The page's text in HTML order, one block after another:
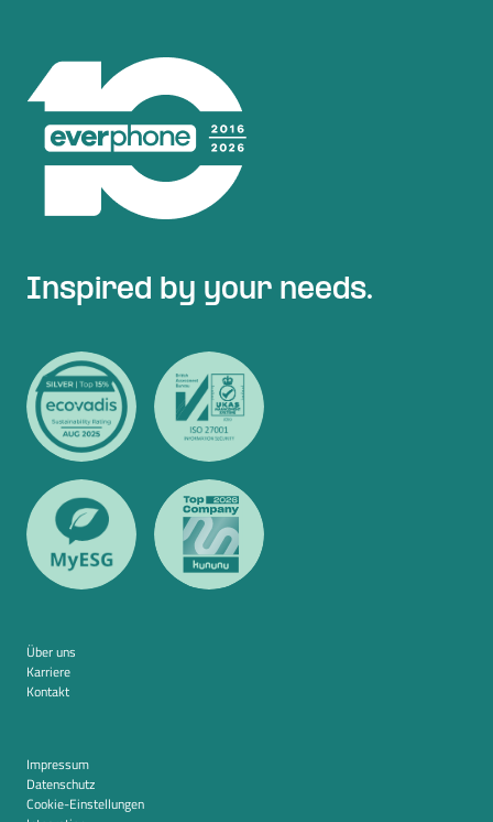
Inspired by your needs.
Über uns
Karriere
Kontakt
Impressum
Datenschutz
Cookie-Einstellungen